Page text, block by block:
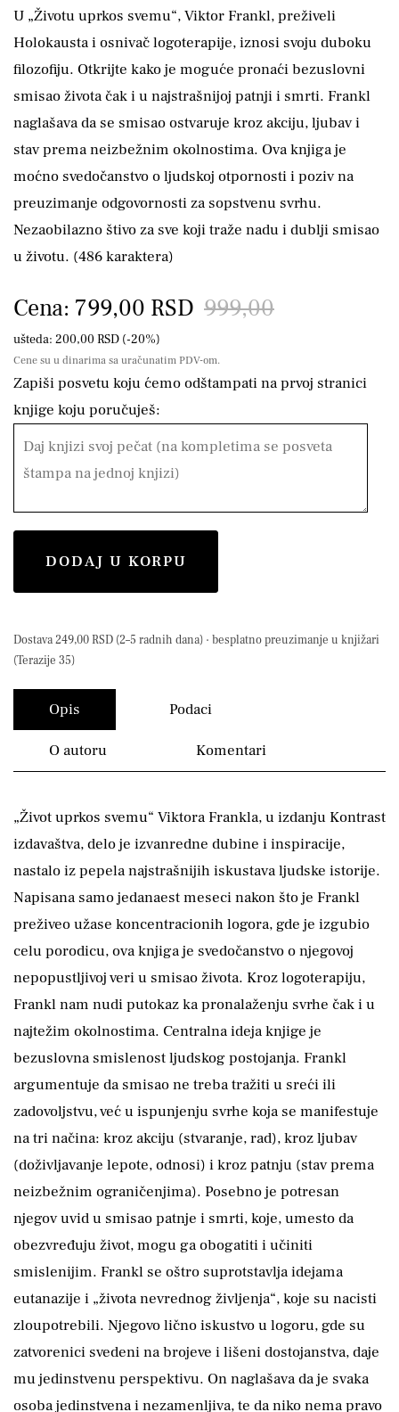
U „Životu uprkos svemu“, Viktor Frankl, preživeli
Holokausta i osnivač logoterapije, iznosi svoju duboku
filozofiju. Otkrijte kako je moguće pronaći bezuslovni
smisao života čak i u najstrašnijoj patnji i smrti. Frankl
naglašava da se smisao ostvaruje kroz akciju, ljubav i
stav prema neizbežnim okolnostima. Ova knjiga je
moćno svedočanstvo o ljudskoj otpornosti i poziv na
preuzimanje odgovornosti za sopstvenu svrhu.
Nezaobilazno štivo za sve koji traže nadu i dublji smisao
u životu. (486 karaktera)
Cena: 799,00 RSD 999,00
ušteda: 200,00 RSD (-20%)
Cene su u dinarima sa uračunatim PDV-om.
Zapiši posvetu koju ćemo odštampati na prvoj stranici
knjige koju poručuješ:
DODAJ U KORPU
Dostava 249,00 RSD (2–5 radnih dana) · besplatno preuzimanje u knjižari
(Terazije 35)
Opis Podaci
O autoru Komentari
„Život uprkos svemu“ Viktora Frankla, u izdanju Kontrast
izdavaštva, delo je izvanredne dubine i inspiracije,
nastalo iz pepela najstrašnijih iskustava ljudske istorije.
Napisana samo jedanaest meseci nakon što je Frankl
preživeo užase koncentracionih logora, gde je izgubio
celu porodicu, ova knjiga je svedočanstvo o njegovoj
nepopustljivoj veri u smisao života. Kroz logoterapiju,
Frankl nam nudi putokaz ka pronalaženju svrhe čak i u
najtežim okolnostima. Centralna ideja knjige je
bezuslovna smislenost ljudskog postojanja. Frankl
argumentuje da smisao ne treba tražiti u sreći ili
zadovoljstvu, već u ispunjenju svrhe koja se manifestuje
na tri načina: kroz akciju (stvaranje, rad), kroz ljubav
(doživljavanje lepote, odnosi) i kroz patnju (stav prema
neizbežnim ograničenjima). Posebno je potresan
njegov uvid u smisao patnje i smrti, koje, umesto da
obezvređuju život, mogu ga obogatiti i učiniti
smislenijim. Frankl se oštro suprotstavlja idejama
eutanazije i „života nevrednog življenja“, koje su nacisti
zloupotrebili. Njegovo lično iskustvo u logoru, gde su
zatvorenici svedeni na brojeve i lišeni dostojanstva, daje
mu jedinstvenu perspektivu. On naglašava da je svaka
osoba jedinstvena i nezamenljiva, te da niko nema pravo